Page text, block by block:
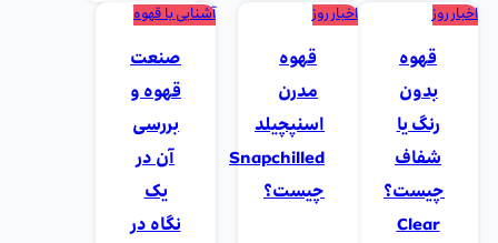
اخبار روز
قهوه
بدون
رنگ یا
شفاف
چیست؟
Clear
اخبار روز
قهوه
مدرن
اسنپچیلد
Snapchilled
چیست؟
آشنایی با قهوه
صنعت
قهوه و
بررسی
آن در
یک
نگاه در